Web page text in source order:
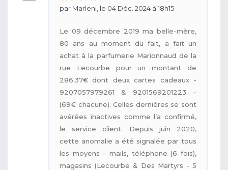
par Marleni, le 04 Déc. 2024 à 18h15
Le 09 décembre 2019 ma belle-mère,
80 ans au moment du fait, a fait un
achat à la parfumerie Marionnaud de la
rue Lecourbe pour un montant de
286.37€ dont deux cartes cadeaux -
9207057979261 & 9201569201223 –
(69€ chacune). Celles dernières se sont
avérées inactives comme l’a confirmé,
le service client. Depuis juin 2020,
cette anomalie a été signalée par tous
les moyens - mails, téléphone (6 fois),
magasins (Lecourbe & Des Martyrs - 5